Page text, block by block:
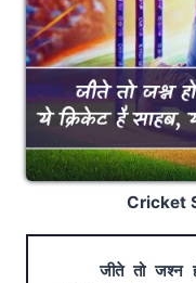
Cricket
जीते तो जश्न